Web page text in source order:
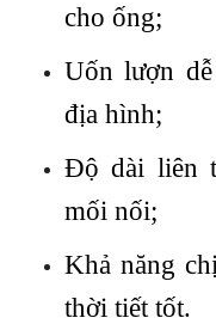
cho ống;
Uốn lượn
địa hình;
Độ dài liên
mối nối;
Khả năng
thời tiết tốt.